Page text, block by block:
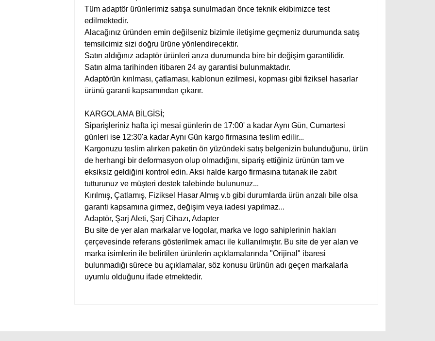
Tüm adaptör ürünlerimiz satışa sunulmadan önce teknik ekibimizce test
edilmektedir.
Alacağınız üründen emin değilseniz bizimle iletişime geçmeniz durumunda satış
temsilcimiz sizi doğru ürüne yönlendirecektir.
Satın aldığınız adaptör ürünleri arıza durumunda bire bir değişim garantilidir.
Satın alma tarihinden itibaren 24 ay garantisi bulunmaktadır.
Adaptörün kırılması, çatlaması, kablonun ezilmesi, kopması gibi fiziksel hasarlar
ürünü garanti kapsamından çıkarır.
KARGOLAMA BİLGİSİ;
Siparişleriniz hafta içi mesai günlerin de 17:00' a kadar Aynı Gün, Cumartesi
günleri ise 12:30'a kadar Aynı Gün kargo firmasına teslim edilir...
Kargonuzu teslim alırken paketin ön yüzündeki satış belgenizin bulunduğunu, ürün
de herhangi bir deformasyon olup olmadığını, sipariş ettiğiniz ürünün tam ve
eksiksiz geldiğini kontrol edin. Aksi halde kargo firmasına tutanak ile zabıt
tutturunuz ve müşteri destek talebinde bulununuz...
Kırılmış, Çatlamış, Fiziksel Hasar Almış v.b gibi durumlarda ürün arızalı bile olsa
garanti kapsamına girmez, değişim veya iadesi yapılmaz...
Adaptör, Şarj Aleti, Şarj Cihazı, Adapter
Bu site de yer alan markalar ve logolar, marka ve logo sahiplerinin hakları
çerçevesinde referans gösterilmek amacı ile kullanılmıştır. Bu site de yer alan ve
marka isimlerin ile belirtilen ürünlerin açıklamalarında "Orijinal" ibaresi
bulunmadığı sürece bu açıklamalar, söz konusu ürünün adı geçen markalarla
uyumlu olduğunu ifade etmektedir.